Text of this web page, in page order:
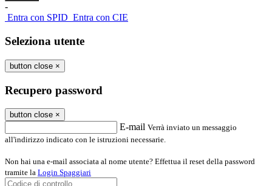
-
Entra con SPID Entra con CIE
Seleziona utente
button close ×
Recupero password
button close ×
E-mail Verrà inviato un messaggio
all'indirizzo indicato con le istruzioni necessarie.
Non hai una e-mail associata al nome utente? Effettua il reset della password
tramite la Login Spaggiari